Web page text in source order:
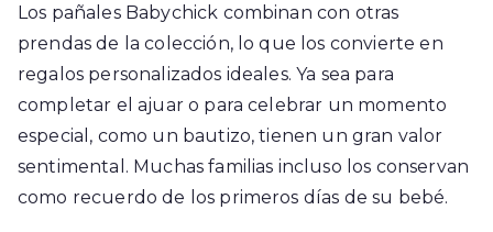
Los pañales Babychick combinan con otras
prendas de la colección, lo que los convierte en
regalos personalizados ideales. Ya sea para
completar el ajuar o para celebrar un momento
especial, como un bautizo, tienen un gran valor
sentimental. Muchas familias incluso los conservan
como recuerdo de los primeros días de su bebé.